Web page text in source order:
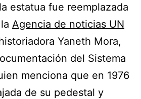
estatua fue reemplazada
Agencia de noticias UN
Yaneth Mora,
del Sistema
menciona que en 1976
de su pedestal y